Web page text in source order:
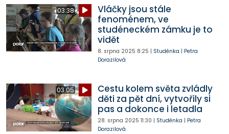
03:38
Vláčky jsou stále
fenoménem, ve
studéneckém zámku je to
vidět
8. srpna 2025 8:25 | Studénka | Petra
Dorazilová
03:05
Cestu kolem světa zvládly
děti za pět dní, vytvořily si
pas a dokonce i letadla
28. srpna 2025 11:30 | Studénka | Petra
Dorazilová